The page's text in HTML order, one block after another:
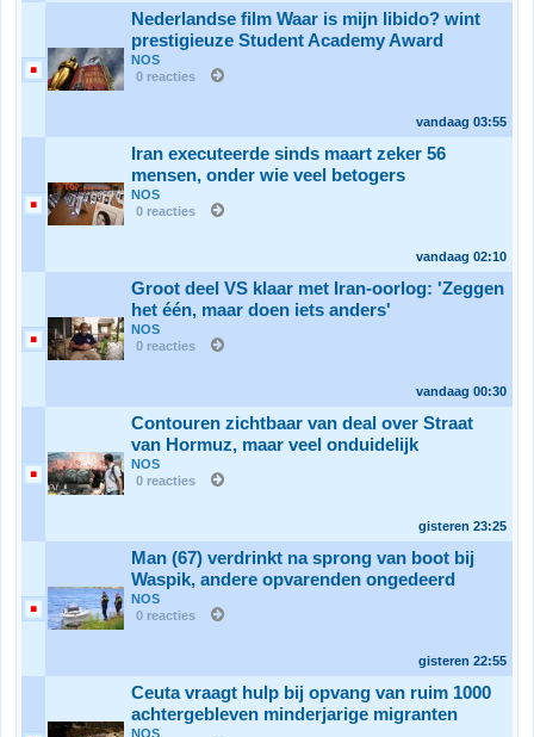
Nederlandse film Waar is mijn libido? wint
prestigieuze Student Academy Award
NOS
0 reacties
vandaag 03:55
Iran executeerde sinds maart zeker 56
mensen, onder wie veel betogers
NOS
0 reacties
vandaag 02:10
Groot deel VS klaar met Iran-oorlog: 'Zeggen
het één, maar doen iets anders'
NOS
0 reacties
vandaag 00:30
Contouren zichtbaar van deal over Straat
van Hormuz, maar veel onduidelijk
NOS
0 reacties
gisteren 23:25
Man (67) verdrinkt na sprong van boot bij
Waspik, andere opvarenden ongedeerd
NOS
0 reacties
gisteren 22:55
Ceuta vraagt hulp bij opvang van ruim 1000
achtergebleven minderjarige migranten
NOS